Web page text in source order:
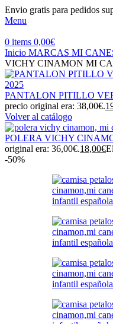
Envio gratis para pedidos
Menu
0 items 0,00€
Inicio MARCAS MI
VICHY CINAMON MI
PANTALON PITILLO
precio original era: 38,00€.
Volver al catálogo
POLERA VICHY
original era: 36,00€.18,00€
-50%